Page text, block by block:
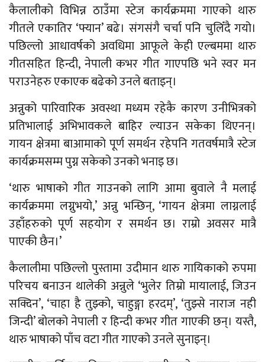
कैलालीको विभिन्न ठाउँमा स्टेज कार्यक्रममा गाएको थारु
गीतले एकातिर ‘फ्यान’ बढे। संगसंगै चर्चा पनि चुलिँदै गयो।
पछिल्लो आधावर्षको अवधिमा आफूले केही एल्बममा थारु
गीतसहित हिन्दी, नेपाली कभर गीत गाएपछि भने स्वर मन
पराउनेहरु एकाएक बढेको उनले बताइन्।
अन्नुको पारिवारिक अवस्था मध्यम रहेकै कारण उनीभित्रको
प्रतिभालाई अभिभावकले बाहिर ल्याउन सकेका थिएनन्।
गायन क्षेत्रमा बाआमाको पूर्ण समर्थन रहेपनि गतवर्षमात्रै स्टेज
कार्यक्रमसम्म पुग्न सकेको उनको भनाइ छ।
‘थारु भाषाको गीत गाउनको लागि आमा बुवाले नै मलाई
कार्यक्रममा लग्नुभयो,’ अन्नु भन्छिन्, ‘गायन क्षेत्रमा लाग्नलाई
उहाँहरुको पूर्ण सहयोग र समर्थन छ। राम्रो अवसर मात्रै
पाएकी छैन।’
कैलालीमा पछिल्लो पुस्तामा उदीमान थारु गायिकाको रुपमा
परिचय बनाउन थालेकी अन्नुले ‘भुलेर तिम्रो मायालाई, जिउन
सक्दिन’, ‘चाहा है तुझ्को, चाहुङ्गा हरदम्’, ‘तुझ्से नाराज नही
जिन्दी’ बोलको नेपाली र हिन्दी कभर गीत गाएकी छन्। यस्तै,
थारु भाषाको पाँच वटा गीत गाएको उनले सुनाइन्।